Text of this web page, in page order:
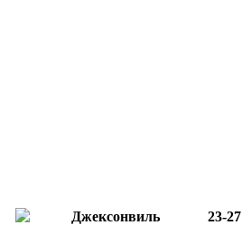
Джексонвиль 23-27